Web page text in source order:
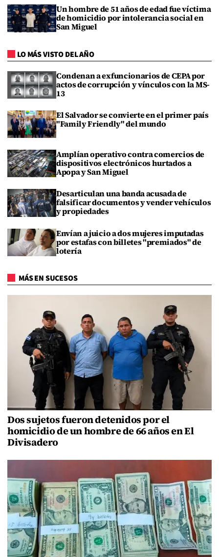
Un hombre de 51 años de edad fue víctima
de homicidio por intolerancia social en
San Miguel
LO MÁS VISTO DEL AÑO
Condenan a exfuncionarios de CEPA por
actos de corrupción y vínculos con la MS-
13
El Salvador se convierte en el primer país
"Family Friendly" del mundo
Amplían operativo contra comercios de
dispositivos electrónicos hurtados a
Apopa y San Miguel
Desarticulan una banda acusada de
falsificar documentos y vender vehículos
y propiedades
Envían a juicio a dos mujeres imputadas
por estafas con billetes "premiados" de
lotería
MÁS EN SUCESOS
Dos sujetos fueron detenidos por el
homicidio de un hombre de 66 años en El
Divisadero